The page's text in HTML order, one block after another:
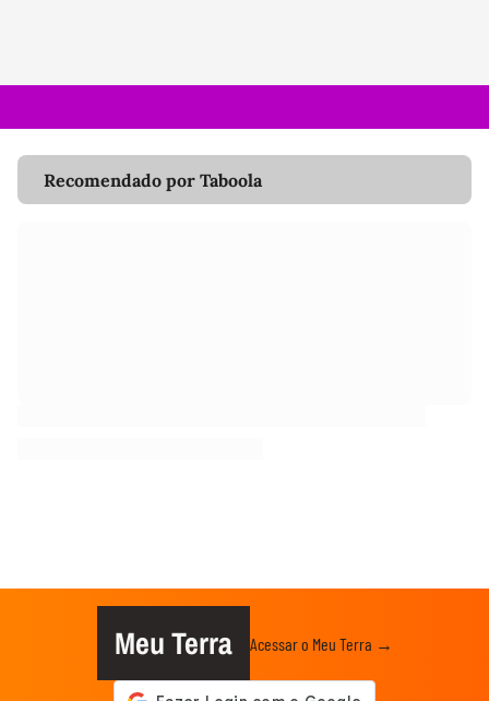
Recomendado por Taboola
Meu Terra Acessar o Meu Terra →